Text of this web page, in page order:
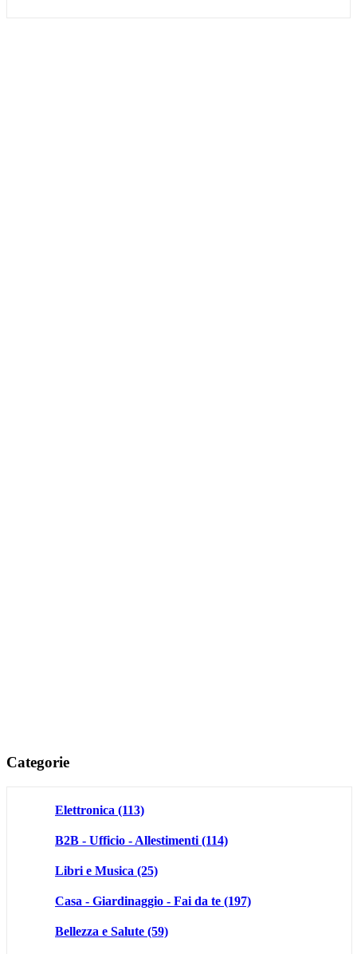
Categorie
Elettronica (113)
B2B - Ufficio - Allestimenti (114)
Libri e Musica (25)
Casa - Giardinaggio - Fai da te (197)
Bellezza e Salute (59)